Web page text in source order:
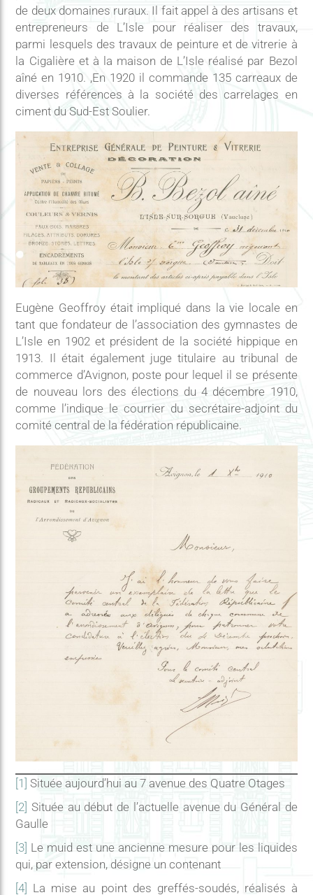
de deux domaines ruraux. Il fait appel à des artisans et
entrepreneurs de L’Isle pour réaliser des travaux,
parmi lesquels des travaux de peinture et de vitrerie à
la Cigalière et à la maison de L’Isle réalisé par Bezol
aîné en 1910. ,En 1920 il commande 135 carreaux de
diverses références à la société des carrelages en
ciment du Sud-Est Soulier.
Eugène Geoffroy était impliqué dans la vie locale en
tant que fondateur de l’association des gymnastes de
L’Isle en 1902 et président de la société hippique en
1913. Il était également juge titulaire au tribunal de
commerce d’Avignon, poste pour lequel il se présente
de nouveau lors des élections du 4 décembre 1910,
comme l’indique le courrier du secrétaire-adjoint du
comité central de la fédération républicaine.
[1] Située aujourd’hui au 7 avenue des Quatre Otages
[2] Située au début de l’actuelle avenue du Général de
Gaulle
[3] Le muid est une ancienne mesure pour les liquides
qui, par extension, désigne un contenant
[4] La mise au point des greffés-soudés, réalisés à